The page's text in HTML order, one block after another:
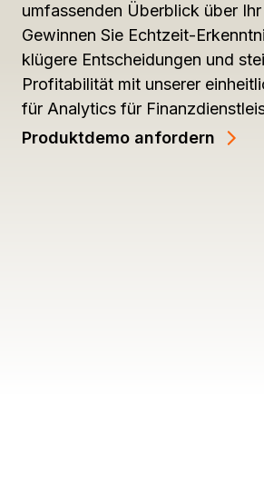
umfassenden Überblick über
Gewinnen Sie Echtzeit-
klügere Entscheidungen und
Profitabilität mit unserer
für Analytics für
Produktdemo anfordern